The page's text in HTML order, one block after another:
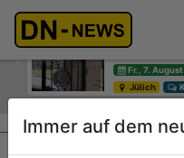
Fr., 7.
Jülich
gefunden
Fr., 7.
Düren
Previous
Immer auf dem